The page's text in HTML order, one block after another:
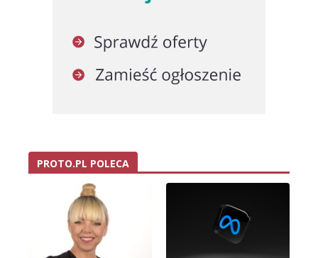
PROTO.PL POLECA